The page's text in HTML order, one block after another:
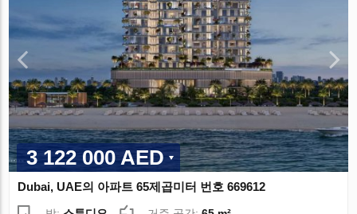
3 122 000 AED
Dubai, UAE의 아파트 65제곱미터 번호 669612